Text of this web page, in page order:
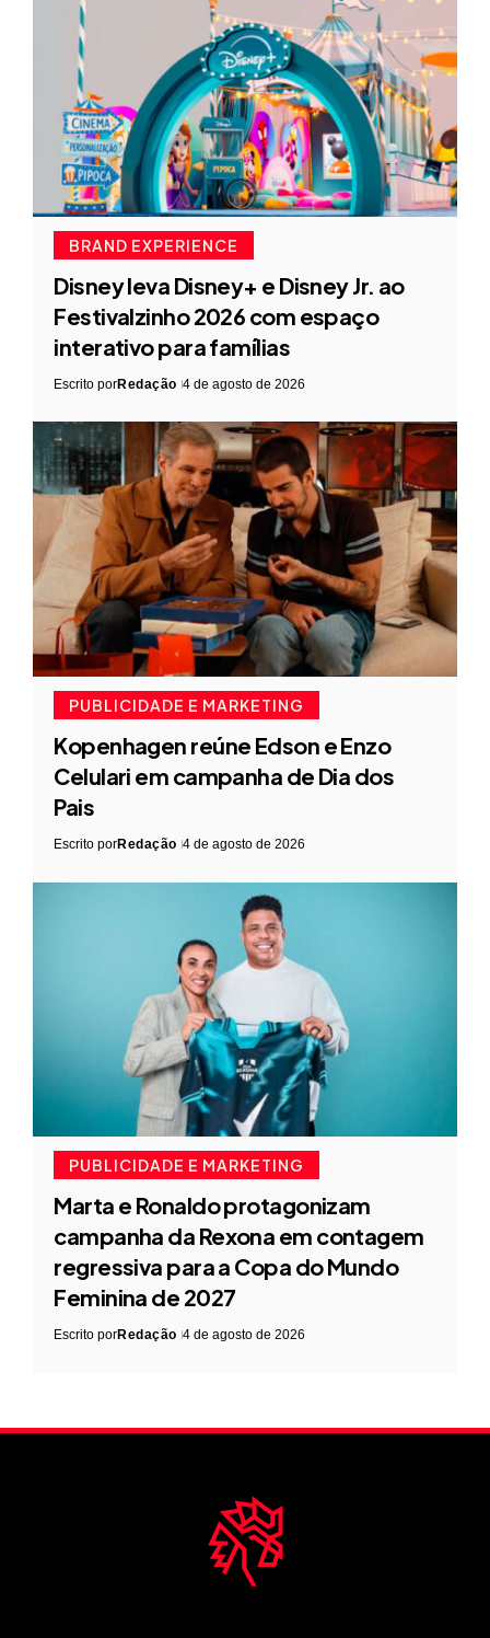
BRAND EXPERIENCE
Disney leva Disney+ e Disney Jr. ao
Festivalzinho 2026 com espaço
interativo para famílias
Escrito porRedação 4 de agosto de 2026
PUBLICIDADE E MARKETING
Kopenhagen reúne Edson e Enzo
Celulari em campanha de Dia dos
Pais
Escrito porRedação 4 de agosto de 2026
PUBLICIDADE E MARKETING
Marta e Ronaldo protagonizam
campanha da Rexona em contagem
regressiva para a Copa do Mundo
Feminina de 2027
Escrito porRedação 4 de agosto de 2026